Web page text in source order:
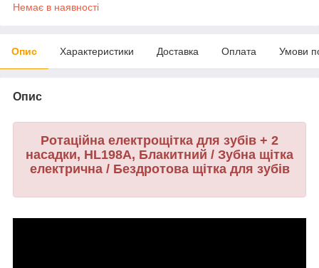
Немає в наявності
Опис Характеристики Доставка Оплата Умови
Опис
Ротаційна електрощітка для зубів + 2
насадки, HL198A, Блакитний / Зубна щітка
електрична / Бездротова щітка для зубів